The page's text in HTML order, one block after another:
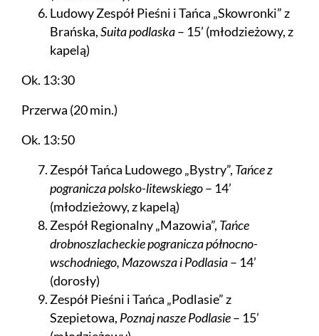
Ludowy Zespół Pieśni i Tańca „Skowronki” z
Brańska,Suita podlaska– 15’ (młodzieżowy, z
kapelą)
Ok. 13:30
Przerwa (20 min.)
Ok. 13:50
Zespół Tańca Ludowego „Bystry”, Tańce z
pogranicza polsko-litewskiego– 14’
(młodzieżowy, z kapelą)
Zespół Regionalny „Mazowia”, Tańce
drobnoszlacheckie pogranicza północno-
wschodniego, Mazowsza i Podlasia– 14’
(dorosły)
Zespół Pieśni i Tańca „Podlasie” z
Szepietowa, Poznaj nasze Podlasie– 15’